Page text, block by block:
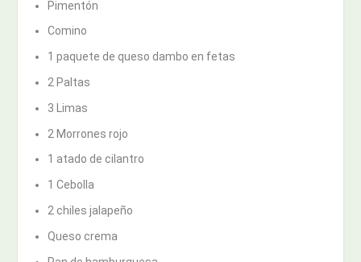
Pimentón
Comino
1 paquete de queso dambo en fetas
2 Paltas
3 Limas
2 Morrones rojo
1 atado de cilantro
1 Cebolla
2 chiles jalapeño
Queso crema